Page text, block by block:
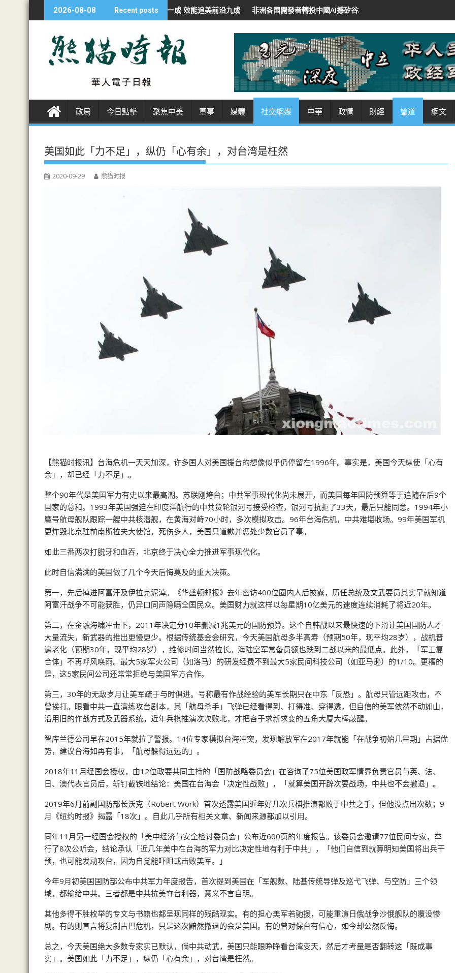
k
e
2026-08-08 Recent posts
經濟學人：華AI投資不足美一成 效能追美前沿九成 非洲各国開發者轉投中國AI撼矽谷地位 低價開源招徠 紐時：華領導人將AI作軟實力
政局 今日點擊 聚焦中美 軍事 媒體 社交網媒 中華 政情 財經 論道 網文
美国如此「力不足」，纵仍「心有余」，对台湾是枉然
2020-09-29 熊猫时报
【熊猫时报讯】台海危机一天天加深，许多国人对美国援台的想像似乎仍停留在1996年。事实是，美国今天纵使「心有
余」，却已经「力不足」。
整个90年代是美国军力有史以来最高潮。苏联刚垮台；中共军事现代化尚未展开，而美国每年国防预算等于追随在后9个
国家的总和。1993年美国强迫在印度洋航行的中共货轮银河号接受检查，银河号抗拒了33天，最后只能同意。1994年小
鹰号航母舰队跟踪一艘中共核潜舰，在黄海对峙70小时，多次模拟攻击。96年台海危机，中共难堪收场。99年美国军机
更炸毁北京驻前南斯拉夫大使馆，死伤多人，美国只道歉并惩处少数官员了事。
如此三番两次打脱牙和血吞，北京终于决心全力推进军事现代化。
此时自信满满的美国做了几个今天后悔莫及的重大决策。
第一，先后掉进阿富汗及伊拉克泥淖。《华盛顿邮报》去年密访400位圈内人后披露，历任总统及文武要员其实早就知道
阿富汗战争不可能获胜，仍异口同声隐瞒全国民众。美国财力就这样以每星期10亿美元的速度连续消耗了将近20年。
第二，在金融海啸冲击下，2011年决定分10年删减1兆美元的国防预算。这个自韩战以来最快速的下滑让美国国防人才
大量流失，新武器的推出更慢更少。根据传统基金会研究，今天美国航母多半高寿（预期50年，现平均28岁），战机普
遍老化（预期30年，现平均28岁），维修时间当然拉长。海陆空军常备员额也跌到二战以来的最低点。此外，「军工复
合体」不再呼风唤雨。最大5家军火公司（如洛马）的研发经费不到最大5家民间科技公司（如亚马逊）的1/10。更糟的
是，这5家民间公司还常常拒绝与美国军方合作。
第三，30年的无敌岁月让美军疏于与时俱进。号称最有作战经验的美军长期只在中东「反恐」。航母只管远距攻击，不
曾挨打。眼看中共一直演练攻台剧本，其「航母杀手」飞弹已经看得到、打得准、穿得透，但自信的美军依然不动如山，
沿用旧的作战方式及武器系统。近年兵棋推演次次败北，才把吝于求新求变的五角大厦大棒敲醒。
智库兰德公司早在2015年就拉了警报。14位专家模拟台海冲突，发现解放军在2017年就能「在战争初始几星期」占据优
势，建议台海如再有事，「航母躲得远远的」。
2018年11月经国会授权，由12位政要共同主持的「国防战略委员会」在咨询了75位美国政军情界负责官员与英、法、
日、澳代表官员后，斩钉截铁地结论：美国在台海会「决定性战败」，「就算美国开辟次要战场，中共也不会撤退」。
2019年6月前副国防部长沃克（Robert Work）首次透露美国近年好几次兵棋推演都败于中共之手，但他没点出次数；9
月《纽约时报》揭露「18次」。自此几乎所有相关文章、新闻来源都加以引用。
同年11月另一经国会授权的「美中经济与安全检讨委员会」公布近600页的年度报告。该委员会邀请77位民间专家，举
行了8次公听会，结论承认「近几年美中在台海的军力对比决定性地有利于中共」，「他们自信到就算明知美国将出兵干
预，也可能发动攻台，因为自觉能吓阻或击败美军。」
今年9月初美国国防部公布中共军力年度报告，首次提到美国在「军舰数、陆基传统导弹及巡弋飞弹、与空防」三个领
域，都输给中共。三者都是中共抗美夺台利器，意义不言自明。
其他多得不胜枚举的专文与书籍也都呈现同样的残酷现实。有的担心美军若驰援，可能重演日俄战争沙俄舰队的覆没惨
剧。有的则直言将复制古巴危机，只是这次黯然撤退的会是美国。有的曾对保台有信心，如今却公然反悔。
总之，今天美国绝大多数专家实已默认，倘中共动武，美国只能眼睁睁看台湾变天，然后才考量是否翻转这「既成事
实」。美国如此「力不足」，纵仍「心有余」，对台湾是枉然。